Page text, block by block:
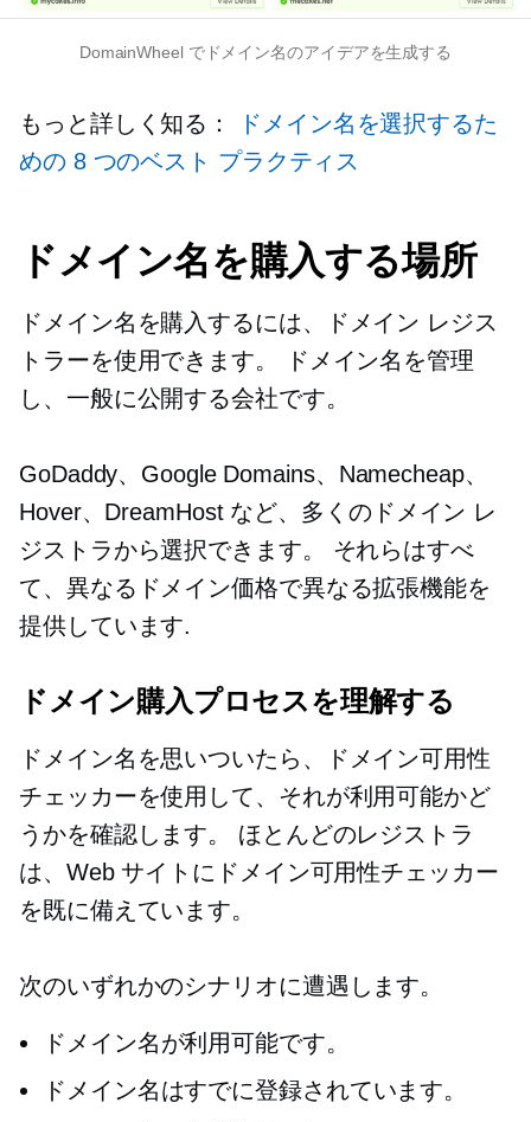
DomainWheel でドメイン名のアイデアを生成する
もっと詳しく知る：
ドメイン名を選択するた
めの 8 つのベスト プラクティス
ドメイン名を購入する場所
ドメイン名を購入するには、ドメイン レジス
トラーを使用できます。 ドメイン名を管理
し、一般に公開する会社です。
GoDaddy、Google Domains、Namecheap、
Hover、DreamHost など、多くのドメイン レ
ジストラから選択できます。 それらはすべ
て、異なるドメイン価格で異なる拡張機能を
提供しています.
ドメイン購入プロセスを理解する
ドメイン名を思いついたら、ドメイン可用性
チェッカーを使用して、それが利用可能かど
うかを確認します。 ほとんどのレジストラ
は、Web サイトにドメイン可用性チェッカー
を既に備えています。
次のいずれかのシナリオに遭遇します。
ドメイン名が利用可能です。
ドメイン名はすでに登録されています。